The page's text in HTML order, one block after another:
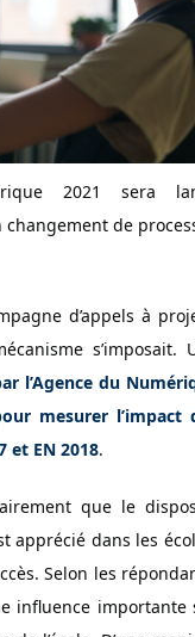
2021 sera
de
d’appels à
s’imposait.
l’Agence du
mesurer l’impact
et EN 2018.
que le
apprécié dans les
Selon les
influence importante